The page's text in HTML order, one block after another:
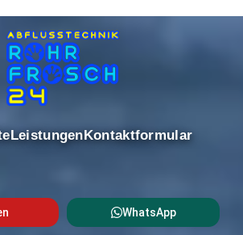
LeistungenKontaktformular
WhatsApp